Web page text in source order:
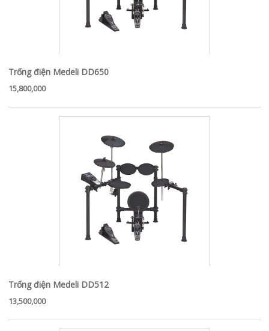
Trống điện Medeli DD650
15,800,000
Trống điện Medeli DD512
13,500,000